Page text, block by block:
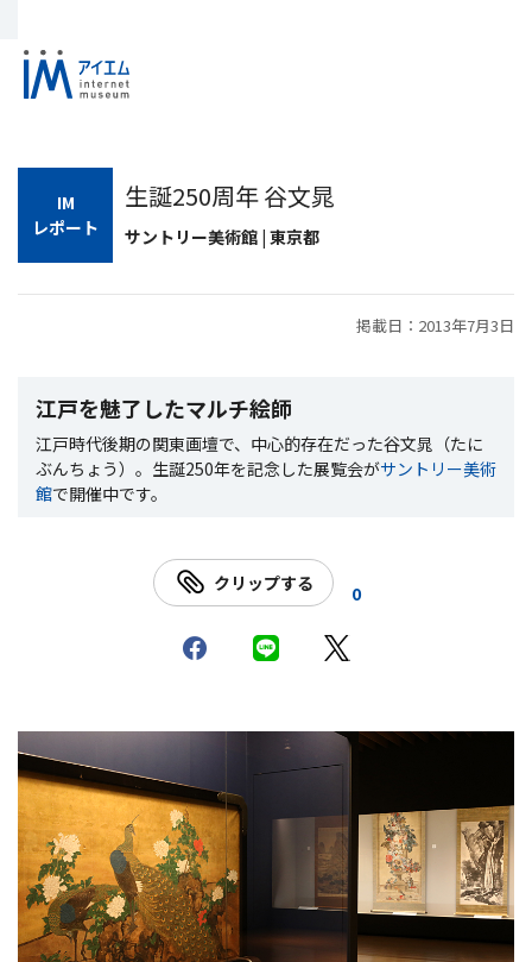
IM
レポート
生誕250周年 谷文晁
サントリー美術館 | 東京都
掲載日：2013年7月3日
江戸を魅了したマルチ絵師
江戸時代後期の関東画壇で、中心的存在だった谷文晁（たに
ぶんちょう）。生誕250年を記念した展覧会がサントリー美術
館で開催中です。
クリップする 0